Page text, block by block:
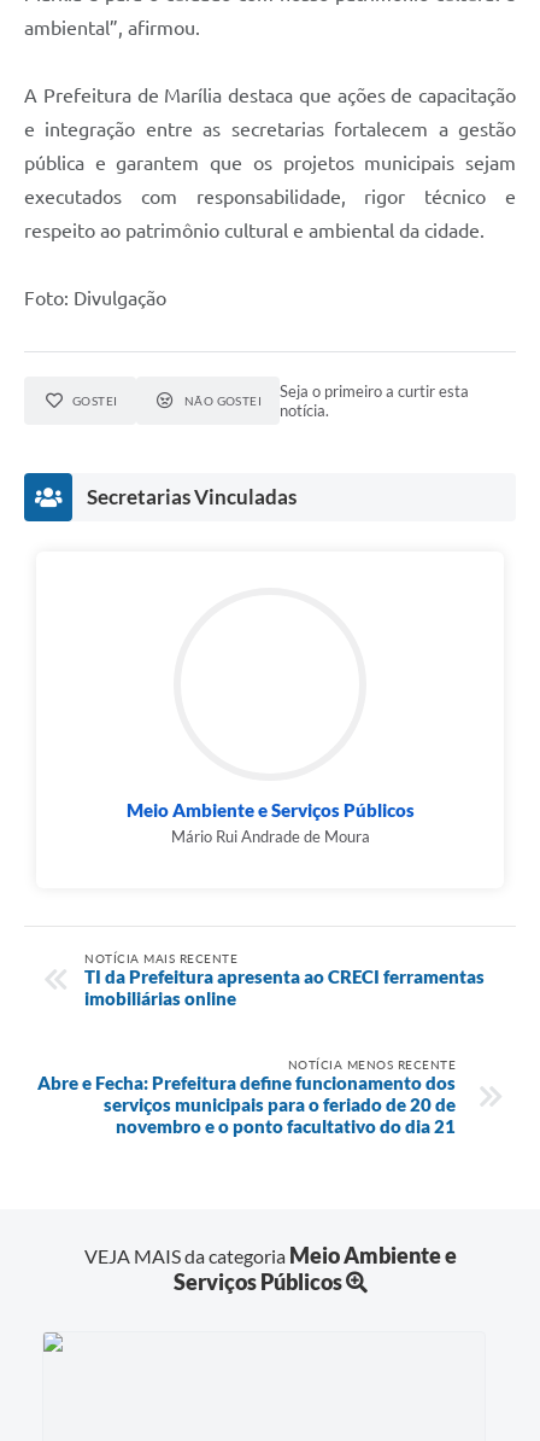
ambiental”, afirmou.
A Prefeitura de Marília destaca que ações de capacitação
e integração entre as secretarias fortalecem a gestão
pública e garantem que os projetos municipais sejam
executados com responsabilidade, rigor técnico e
respeito ao patrimônio cultural e ambiental da cidade.
Foto: Divulgação
GOSTEI NÃO GOSTEI
Seja o primeiro a curtir esta
notícia.
Secretarias Vinculadas
Meio Ambiente e Serviços Públicos
Mário Rui Andrade de Moura
NOTÍCIA MAIS RECENTE
TI da Prefeitura apresenta ao CRECI ferramentas
imobiliárias online
NOTÍCIA MENOS RECENTE
Abre e Fecha: Prefeitura define funcionamento dos
serviços municipais para o feriado de 20 de
novembro e o ponto facultativo do dia 21
VEJA MAIS da categoria Meio Ambiente e
Serviços Públicos